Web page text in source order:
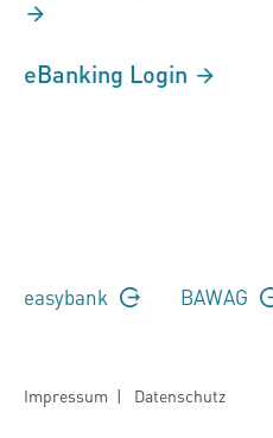
eBanking Login
easybank BAWAG
Impressum | Datenschutz